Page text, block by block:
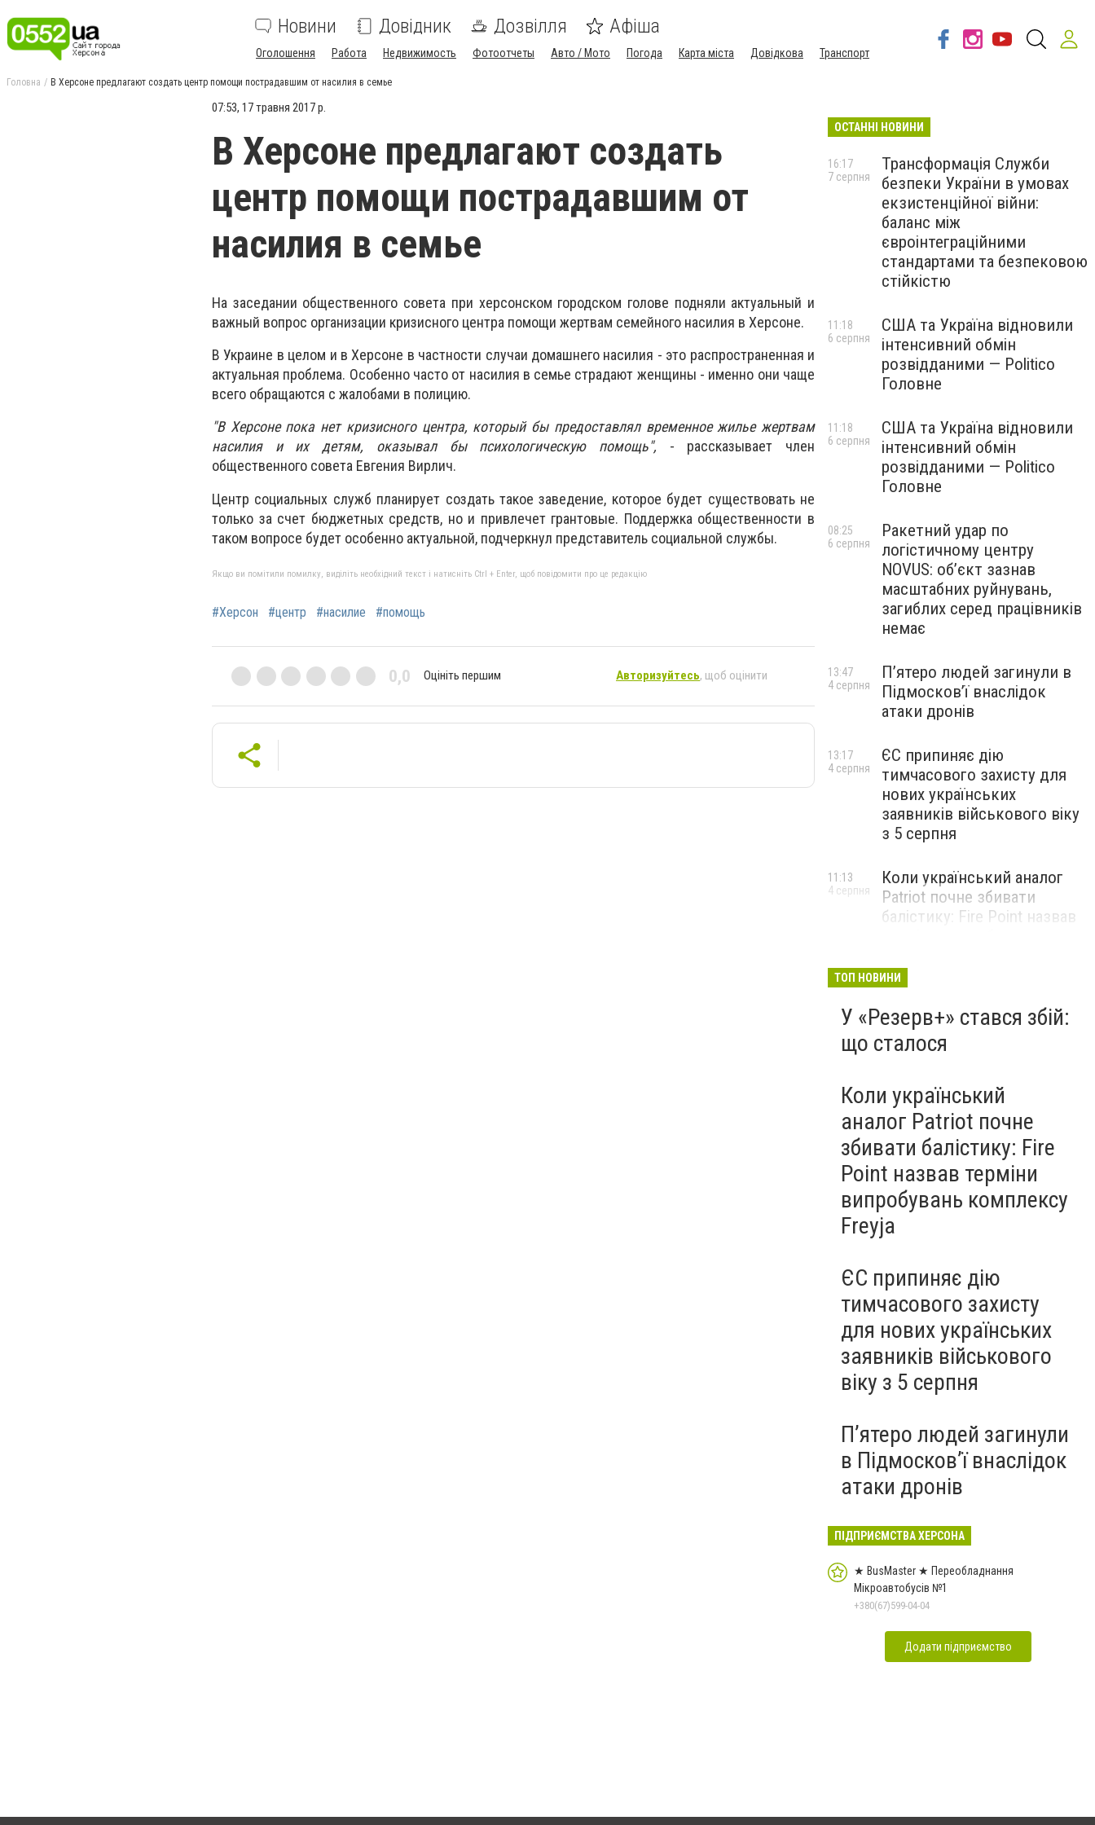
Новини Довідник Дозвілля Афіша
Оголошення Работа Недвижимость Фотоотчеты Авто / Мото Погода Карта міста Довідкова Транспорт
Головна В Херсоне предлагают создать центр помощи пострадавшим от насилия в семье
07:53, 17 травня 2017 р.
В Херсоне предлагают создать
центр помощи пострадавшим от
насилия в семье
На заседании общественного совета при херсонском городском голове подняли актуальный и
важный вопрос организации кризисного центра помощи жертвам семейного насилия в Херсоне.
В Украине в целом и в Херсоне в частности случаи домашнего насилия - это распространенная и
актуальная проблема. Особенно часто от насилия в семье страдают женщины - именно они чаще
всего обращаются с жалобами в полицию.
"В Херсоне пока нет кризисного центра, который бы предоставлял временное жилье жертвам
насилия и их детям, оказывал бы психологическую помощь", - рассказывает член
общественного совета Евгения Вирлич.
Центр социальных служб планирует создать такое заведение, которое будет существовать не
только за счет бюджетных средств, но и привлечет грантовые. Поддержка общественности в
таком вопросе будет особенно актуальной, подчеркнул представитель социальной службы.
Якщо ви помітили помилку, виділіть необхідний текст і натисніть Ctrl + Enter, щоб повідомити про це редакцію
#Херсон #центр #насилие #помощь
0,0 Оцініть першим Авторизуйтесь, щоб оцінити
ОСТАННІ НОВИНИ
Трансформація Служби
безпеки України в умовах
екзистенційної війни:
баланс між
євроінтеграційними
стандартами та безпековою
стійкістю
16:17
7 серпня
США та Україна відновили
інтенсивний обмін
розвідданими — Politico
Головне
11:18
6 серпня
США та Україна відновили
інтенсивний обмін
розвідданими — Politico
Головне
11:18
6 серпня
Ракетний удар по
логістичному центру
NOVUS: об’єкт зазнав
масштабних руйнувань,
загиблих серед працівників
немає
08:25
6 серпня
П’ятеро людей загинули в
Підмосков’ї внаслідок
атаки дронів
13:47
4 серпня
ЄС припиняє дію
тимчасового захисту для
нових українських
заявників військового віку
з 5 серпня
13:17
4 серпня
Коли український аналог
Patriot почне збивати
балістику: Fire Point назвав
11:13
4 серпня
тривалого стресу: які
симптоми не варто
4 серпня
ТОП НОВИНИ
У «Резерв+» стався збій:
що сталося
Коли український
аналог Patriot почне
збивати балістику: Fire
Point назвав терміни
випробувань комплексу
Freyja
ЄС припиняє дію
тимчасового захисту
для нових українських
заявників військового
віку з 5 серпня
П’ятеро людей загинули
в Підмосков’ї внаслідок
атаки дронів
ПІДПРИЄМСТВА ХЕРСОНА
★ BusMaster ★ Переобладнання
Мікроавтобусів №1
+380(67)599-04-04
Додати підприємство